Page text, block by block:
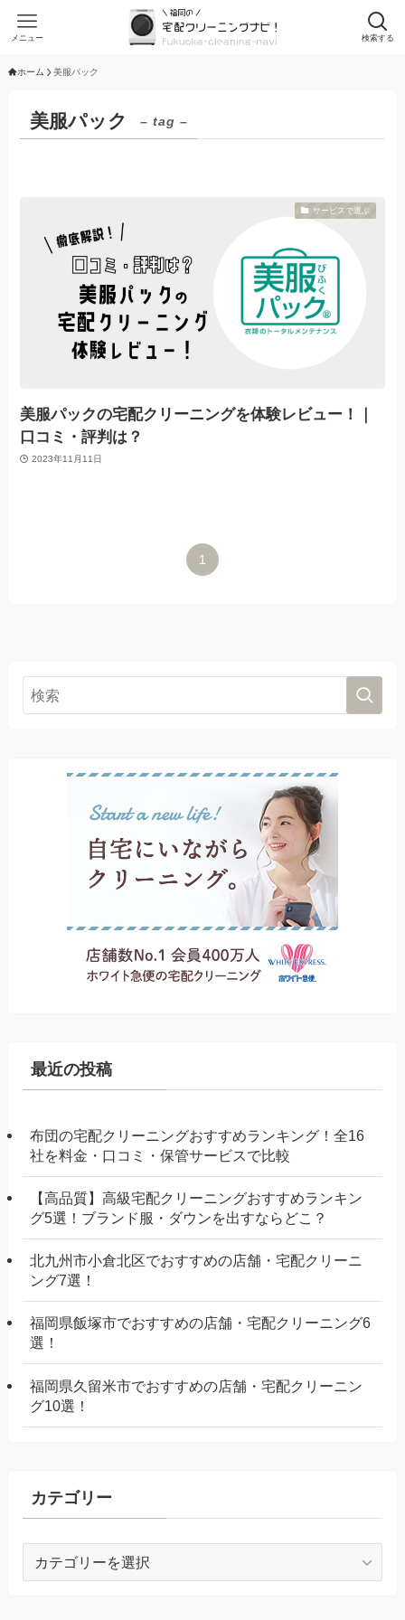
検索する
メニュー
ホーム 美服パック
美服パック – tag –
サービスで選ぶ
美服パックの宅配クリーニングを体験レビュー！｜
口コミ・評判は？
2023年11月11日
1
最近の投稿
布団の宅配クリーニングおすすめランキング！全16
社を料金・口コミ・保管サービスで比較
【高品質】高級宅配クリーニングおすすめランキン
グ5選！ブランド服・ダウンを出すならどこ？
北九州市小倉北区でおすすめの店舗・宅配クリーニ
ング7選！
福岡県飯塚市でおすすめの店舗・宅配クリーニング6
選！
福岡県久留米市でおすすめの店舗・宅配クリーニン
グ10選！
カテゴリー